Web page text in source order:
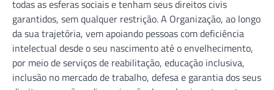
todas as esferas sociais e tenham seus direitos civis
garantidos, sem qualquer restrição. A Organização, ao longo
da sua trajetória, vem apoiando pessoas com deficiência
intelectual desde o seu nascimento até o envelhecimento,
por meio de serviços de reabilitação, educação inclusiva,
inclusão no mercado de trabalho, defesa e garantia dos seus